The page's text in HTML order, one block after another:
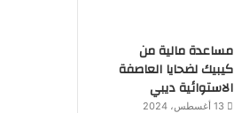
مساعدة مالية من
كيبيك لضحايا العاصفة
الاستوائية ديبي
13 أغسطس، 2024